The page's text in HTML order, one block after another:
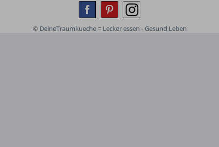
© DeineTraumkueche = Lecker essen - Gesund Leben